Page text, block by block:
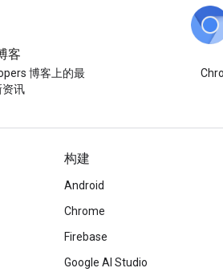
客
博客上的最
资讯
构建
Android
Chrome
Firebase
Google AI Studio